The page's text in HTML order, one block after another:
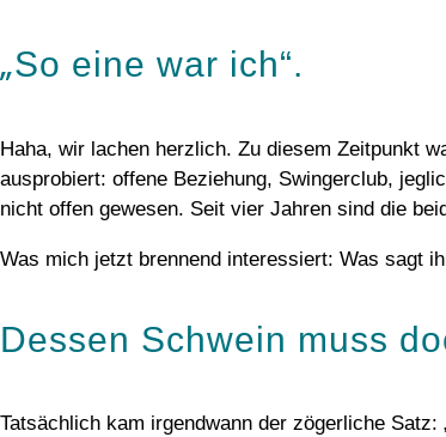
„So eine war ich“.
Haha, wir lachen herzlich. Zu diesem Zeitpunkt
ausprobiert: offene Beziehung, Swingerclub,
nicht offen gewesen. Seit vier Jahren sind die
Was mich jetzt brennend interessiert: Was sagt
Dessen Schwein muss
Tatsächlich kam irgendwann der zögerliche